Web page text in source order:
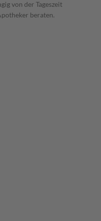
von der Tageszeit
beraten.